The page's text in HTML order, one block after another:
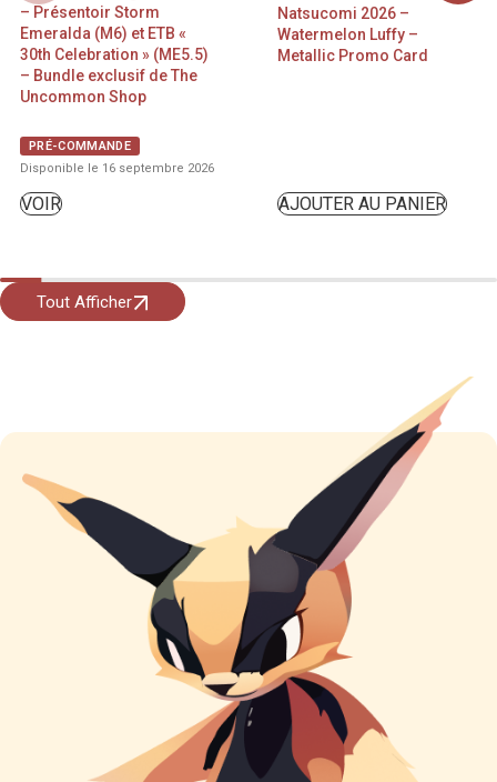
– Présentoir Storm
Emeralda (M6) et ETB «
30th Celebration » (ME5.5)
– Bundle exclusif de The
Uncommon Shop
PRÉ-COMMANDE
Disponible le 16 septembre 2026
VOIR
Natsucomi 2026 –
Watermelon Luffy –
Metallic Promo Card
AJOUTER AU PANIER
Tout Afficher